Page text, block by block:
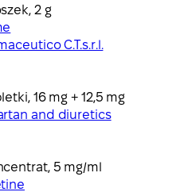
2 g
C.T.s.r.l.
16 mg + 12,5 mg
and diuretics
5 mg/ml